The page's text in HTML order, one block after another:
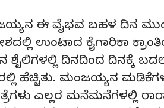
ಈ ವೈಭವ ಬಹಳ ದಿನ
ಉಂಟಾದ ಕೈಗಾರಿಕಾ
ಶೈಲಿಗಳಲ್ಲಿ ದಿನದಿಂದ ದಿನಕ್ಕೆ
ಹೆಚ್ಚಿತು. ಮಂಜಯ್ಯನ
ಎಲ್ಲರ ಮನೆಮನೆಗಳಲ್ಲಿ